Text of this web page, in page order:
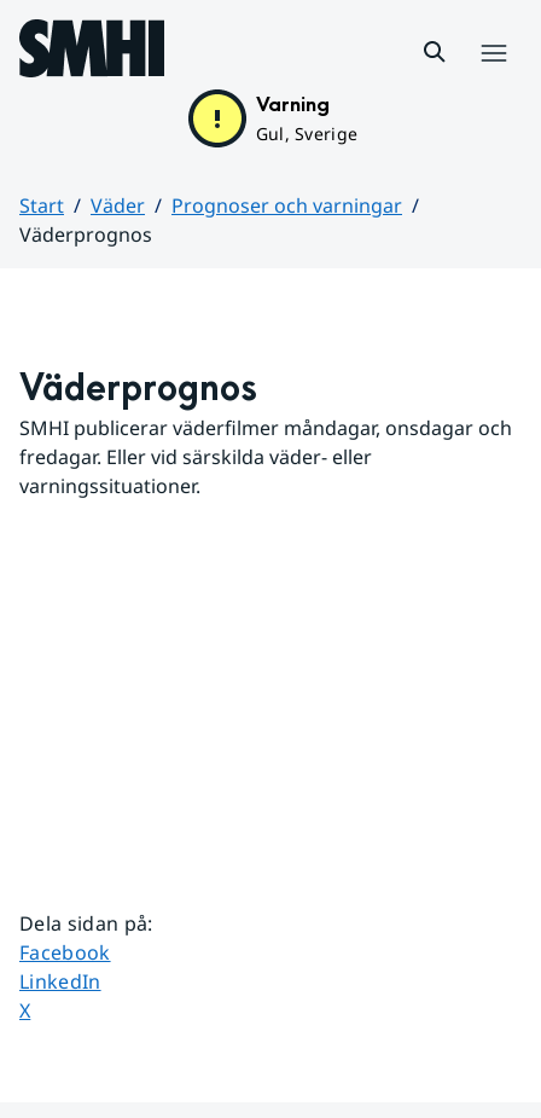
Hoppa till sidans innehåll
Varning
Gul, Sverige
Start Väder
Prognoser och varningar
Väderprognos
Väderprognos
SMHI publicerar väderfilmer måndagar, onsdagar och
fredagar. Eller vid särskilda väder- eller
varningssituationer.
Dela sidan på:
Dela sidan på
Facebook
Dela sidan på
LinkedIn
Dela sidan på
X